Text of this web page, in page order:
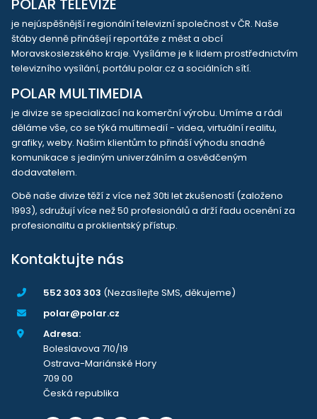
je nejúspěšnější regionální televizní společnost v ČR. Naše
štáby denně přinášejí reportáže z měst a obcí
Moravskoslezského kraje. Vysíláme je k lidem prostřednictvím
televizního vysílání, portálu polar.cz a sociálních sítí.
POLAR MULTIMEDIA
je divize se specializací na komerční výrobu. Umíme a rádi
děláme vše, co se týká multimedií - videa, virtuální realitu,
grafiky, weby. Našim klientům to přináší výhodu snadné
komunikace s jediným univerzálním a osvědčeným
dodavatelem.
Obě naše divize těží z více než 30ti let zkušeností (založeno
1993), sdružují více než 50 profesionálů a drží řadu ocenění za
profesionalitu a proklientský přístup.
Kontaktujte nás
552 303 303 (Nezasílejte SMS, děkujeme)
polar@polar.cz
Adresa:
Boleslavova 710/19
Ostrava-Mariánské Hory
709 00
Česká republika